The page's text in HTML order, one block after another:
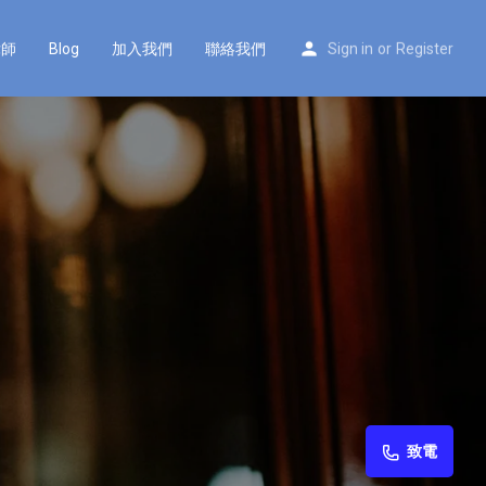
Blog 加入我們 聯絡我們 Sign in or Register
致電